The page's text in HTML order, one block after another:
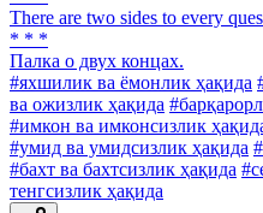
There are two sides to every
* * *
Палка о двух концах.
#яхшилик ва ёмонлик ҳақида
ва ожизлик ҳақида
#имкон ва имконсизлик
#умид ва умидсизлик ҳақида
#бахт ва бахтсизлик ҳақида
тенгсизлик ҳақида